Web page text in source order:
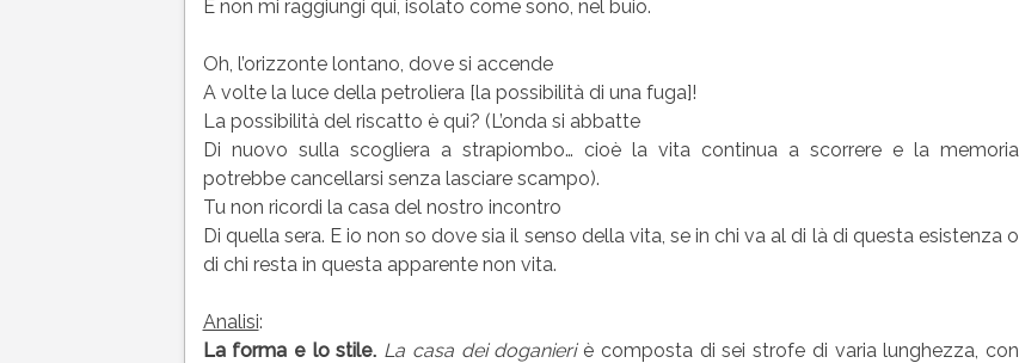
E non mi raggiungi qui, isolato come sono, nel buio.
Oh, l’orizzonte lontano, dove si accende
A volte la luce della petroliera [la possibilità di una fuga]!
La possibilità del riscatto è qui? (L’onda si abbatte
Di nuovo sulla scogliera a strapiombo… cioè la vita continua a scorrere e la memoria
potrebbe cancellarsi senza lasciare scampo).
Tu non ricordi la casa del nostro incontro
Di quella sera. E io non so dove sia il senso della vita, se in chi va al di là di questa esistenza o
di chi resta in questa apparente non vita.
Analisi:
La forma e lo stile. La casa dei doganieriè composta di sei strofe di varia lunghezza, con